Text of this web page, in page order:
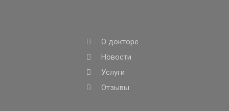
О докторе
Новости
Услуги
Отзывы